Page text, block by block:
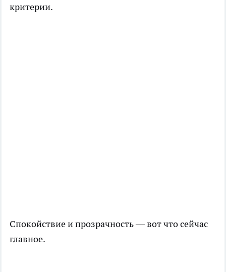
критерии.
Спокойствие и прозрачность — вот что сейчас
главное.